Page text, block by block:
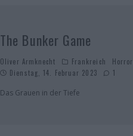
The Bunker Game
Oliver Armknecht Frankreich Horror
Dienstag, 14. Februar 2023
1
Das Grauen in der Tiefe